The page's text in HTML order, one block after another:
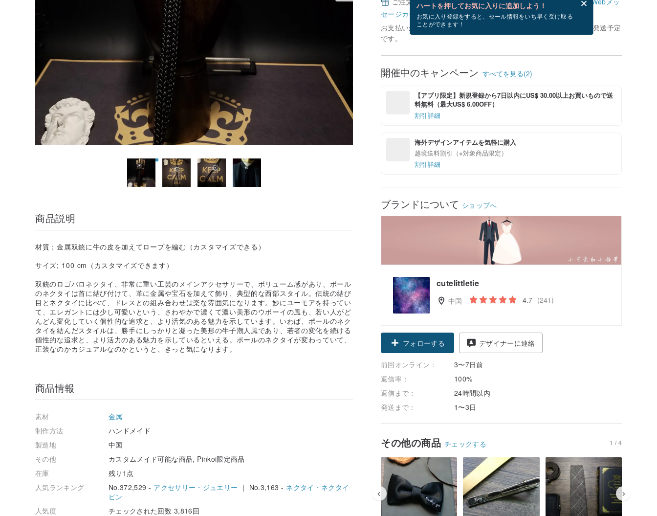
ハートを押してお気に入りに追加しよう！
お気に入り登録をすると、セール情報をいち早く受け取る
ことができます！
セージカードとは？
お支払いが確認できてから、ショップの休日を除く 4 営業日以内に発送予定
です。
開催中のキャンペーン すべてを見る(2)
【アプリ限定】新規登録から7日以内にUS$ 30.00以上お買いもので送
料無料（最大US$ 6.00OFF）
割引詳細
海外デザインアイテムを気軽に購入
越境送料割引（※対象商品限定）
割引詳細
ブランドについて ショップへ
cutelittletie
中国 4.7 (241)
フォローする デザイナーに連絡
前回オンライン：
3〜7日前
返信率：
100%
返信まで：
24時間以内
発送まで：
1〜3日
その他の商品 チェックする 1 / 4
商品説明
材質；金属双銃に牛の皮を加えてロープを編む（カスタマイズできる）
サイズ; 100 cm（カスタマイズできます）
双銃のロゴバロネクタイ、非常に重い工芸のメインアクセサリーで、ボリューム感があり、ポール
のネクタイは首に結び付けて、革に金属や宝石を加えて飾り、典型的な西部スタイル。伝統の結び
目とネクタイに比べて、ドレスとの組み合わせは楽な雰囲気になります。妙にユーモアを持ってい
て、エレガントには少し可愛いという、さわやかで濃くて濃い美形のウボーイの風も、若い人がど
んどん変化していく個性的な追求と、より活気のある魅力を示しています。いわば、ポールのネク
タイを結んだスタイルは、勝手にしっかりと凝った美形の牛子潮人風であり、若者の変化を続ける
個性的な追求と、より活力のある魅力を示しているといえる。ポールのネクタイが変わっていて、
正装なのかカジュアルなのかというと、きっと気になります。
商品情報
素材
金属
制作方法
ハンドメイド
製造地
中国
その他
カスタムメイド可能な商品, Pinkoi限定商品
在庫
残り1点
人気ランキング
No.372,529 - アクセサリー・ジュエリー | No.3,163 - ネクタイ・ネクタイ
ピン
人気度
チェックされた回数 3,816回